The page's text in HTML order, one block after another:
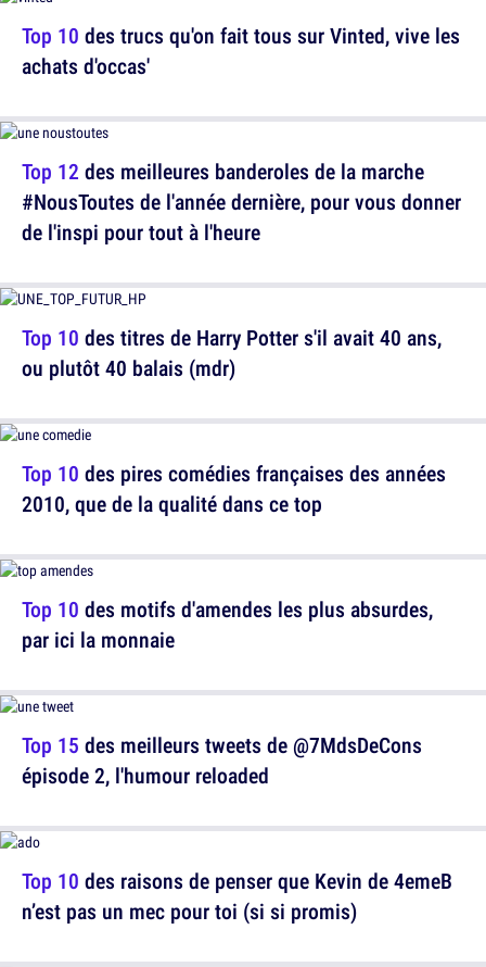
Top 10 des trucs qu'on fait tous sur Vinted, vive les
achats d'occas'
Top 10 des titres de Harry Potter s'il avait 40 ans,
ou plutôt 40 balais (mdr)
Top 10 des motifs d'amendes les plus absurdes,
par ici la monnaie
Top 10 des raisons de penser que Kevin de 4emeB
n’est pas un mec pour toi (si si promis)
Top 12 des meilleures banderoles de la marche
#NousToutes de l'année dernière, pour vous donner
de l'inspi pour tout à l'heure
Top 10 des pires comédies françaises des années
2010, que de la qualité dans ce top
Top 15 des meilleurs tweets de @7MdsDeCons
épisode 2, l'humour reloaded